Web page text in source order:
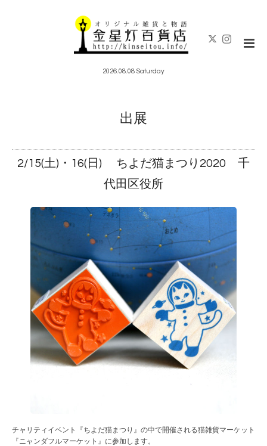
2026.08.08 Saturday
出展
2/15(土)・16(日) ちよだ猫まつり2020 千
代田区役所
チャリティイベント『ちよだ猫まつり』の中で開催される猫雑貨マーケット
『ニャンダフルマーケット』に参加します。